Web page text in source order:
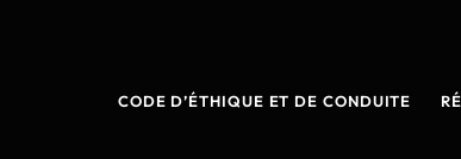
CODE D’ÉTHIQUE ET DE CONDUITE